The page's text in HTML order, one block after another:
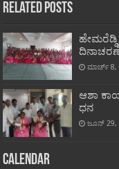
Related Posts
ಮಾರ್ಚ್ 8,
ಆಶಾ
ಧನ
ಜೂನ್ 29,
Calendar